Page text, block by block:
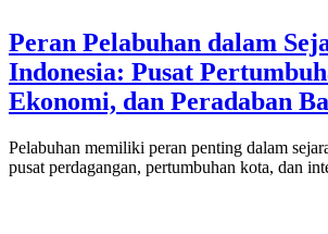
Peran Pelabuhan dalam
Indonesia: Pusat
Ekonomi, dan Peradaban
Pelabuhan memiliki peran penting dalam
pusat perdagangan, pertumbuhan kota, dan